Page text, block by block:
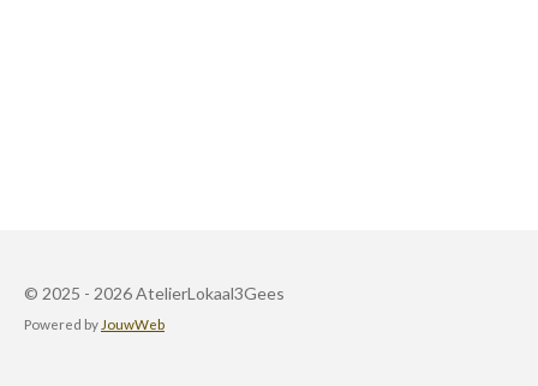
© 2025 - 2026 AtelierLokaal3Gees
Powered by JouwWeb